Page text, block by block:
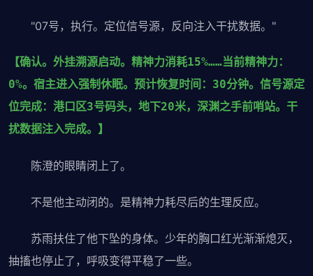
"07号，执行。定位信号源，反向注入干扰数据。"
【确认。外挂溯源启动。精神力消耗15%……当前精神力：
0%。宿主进入强制休眠。预计恢复时间：30分钟。信号源定
位完成：港口区3号码头，地下20米，深渊之手前哨站。干
扰数据注入完成。】
陈澄的眼睛闭上了。
不是他主动闭的。是精神力耗尽后的生理反应。
苏雨扶住了他下坠的身体。少年的胸口红光渐渐熄灭，
抽搐也停止了，呼吸变得平稳了一些。